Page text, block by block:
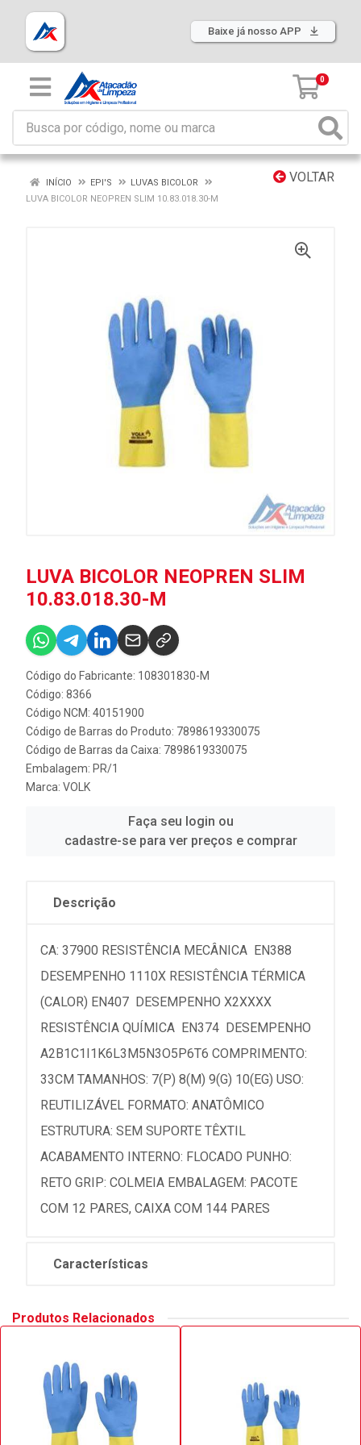
Baixe já nosso APP
0
VOLTAR
INÍCIO EPI'S
LUVAS BICOLOR
LUVA BICOLOR NEOPREN SLIM 10.83.018.30-M
LUVA BICOLOR NEOPREN SLIM
10.83.018.30-M
Código do Fabricante: 108301830-M
Código: 8366
Código NCM: 40151900
Código de Barras do Produto: 7898619330075
Código de Barras da Caixa: 7898619330075
Embalagem: PR/1
Marca: VOLK
Faça seu login ou
cadastre-se para ver preços e comprar
Descrição
CA: 37900 RESISTÊNCIA MECÂNICA  EN388 
DESEMPENHO 1110X RESISTÊNCIA TÉRMICA
(CALOR) EN407  DESEMPENHO X2XXXX
RESISTÊNCIA QUÍMICA  EN374  DESEMPENHO
A2B1C1I1K6L3M5N3O5P6T6 COMPRIMENTO:
33CM TAMANHOS: 7(P) 8(M) 9(G) 10(EG) USO:
REUTILIZÁVEL FORMATO: ANATÔMICO
ESTRUTURA: SEM SUPORTE TÊXTIL
ACABAMENTO INTERNO: FLOCADO PUNHO:
RETO GRIP: COLMEIA EMBALAGEM: PACOTE
COM 12 PARES, CAIXA COM 144 PARES
Características
Produtos Relacionados